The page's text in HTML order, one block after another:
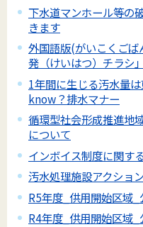
下水道マンホール等の
きます
外国語版(がいこくご
発（けいはつ）チラシ
1年間に生じる汚水量
know？排水マナー
循環型社会形成推進地
について
インボイス制度に関す
汚水処理施設アクショ
R5年度_供用開始区域
R4年度_供用開始区域